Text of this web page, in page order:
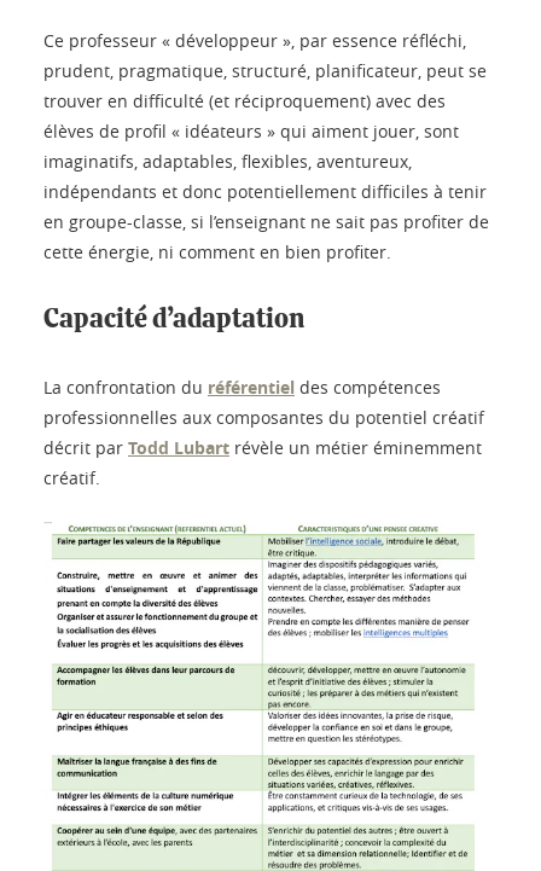
Ce professeur « développeur », par essence réfléchi,
prudent, pragmatique, structuré, planificateur, peut se
trouver en difficulté (et réciproquement) avec des
élèves de profil « idéateurs » qui aiment jouer, sont
imaginatifs, adaptables, flexibles, aventureux,
indépendants et donc potentiellement difficiles à tenir
en groupe-classe, si l’enseignant ne sait pas profiter de
cette énergie, ni comment en bien profiter.
Capacité d’adaptation
La confrontation du référentiel des compétences
professionnelles aux composantes du potentiel créatif
décrit par Todd Lubart révèle un métier éminemment
créatif.